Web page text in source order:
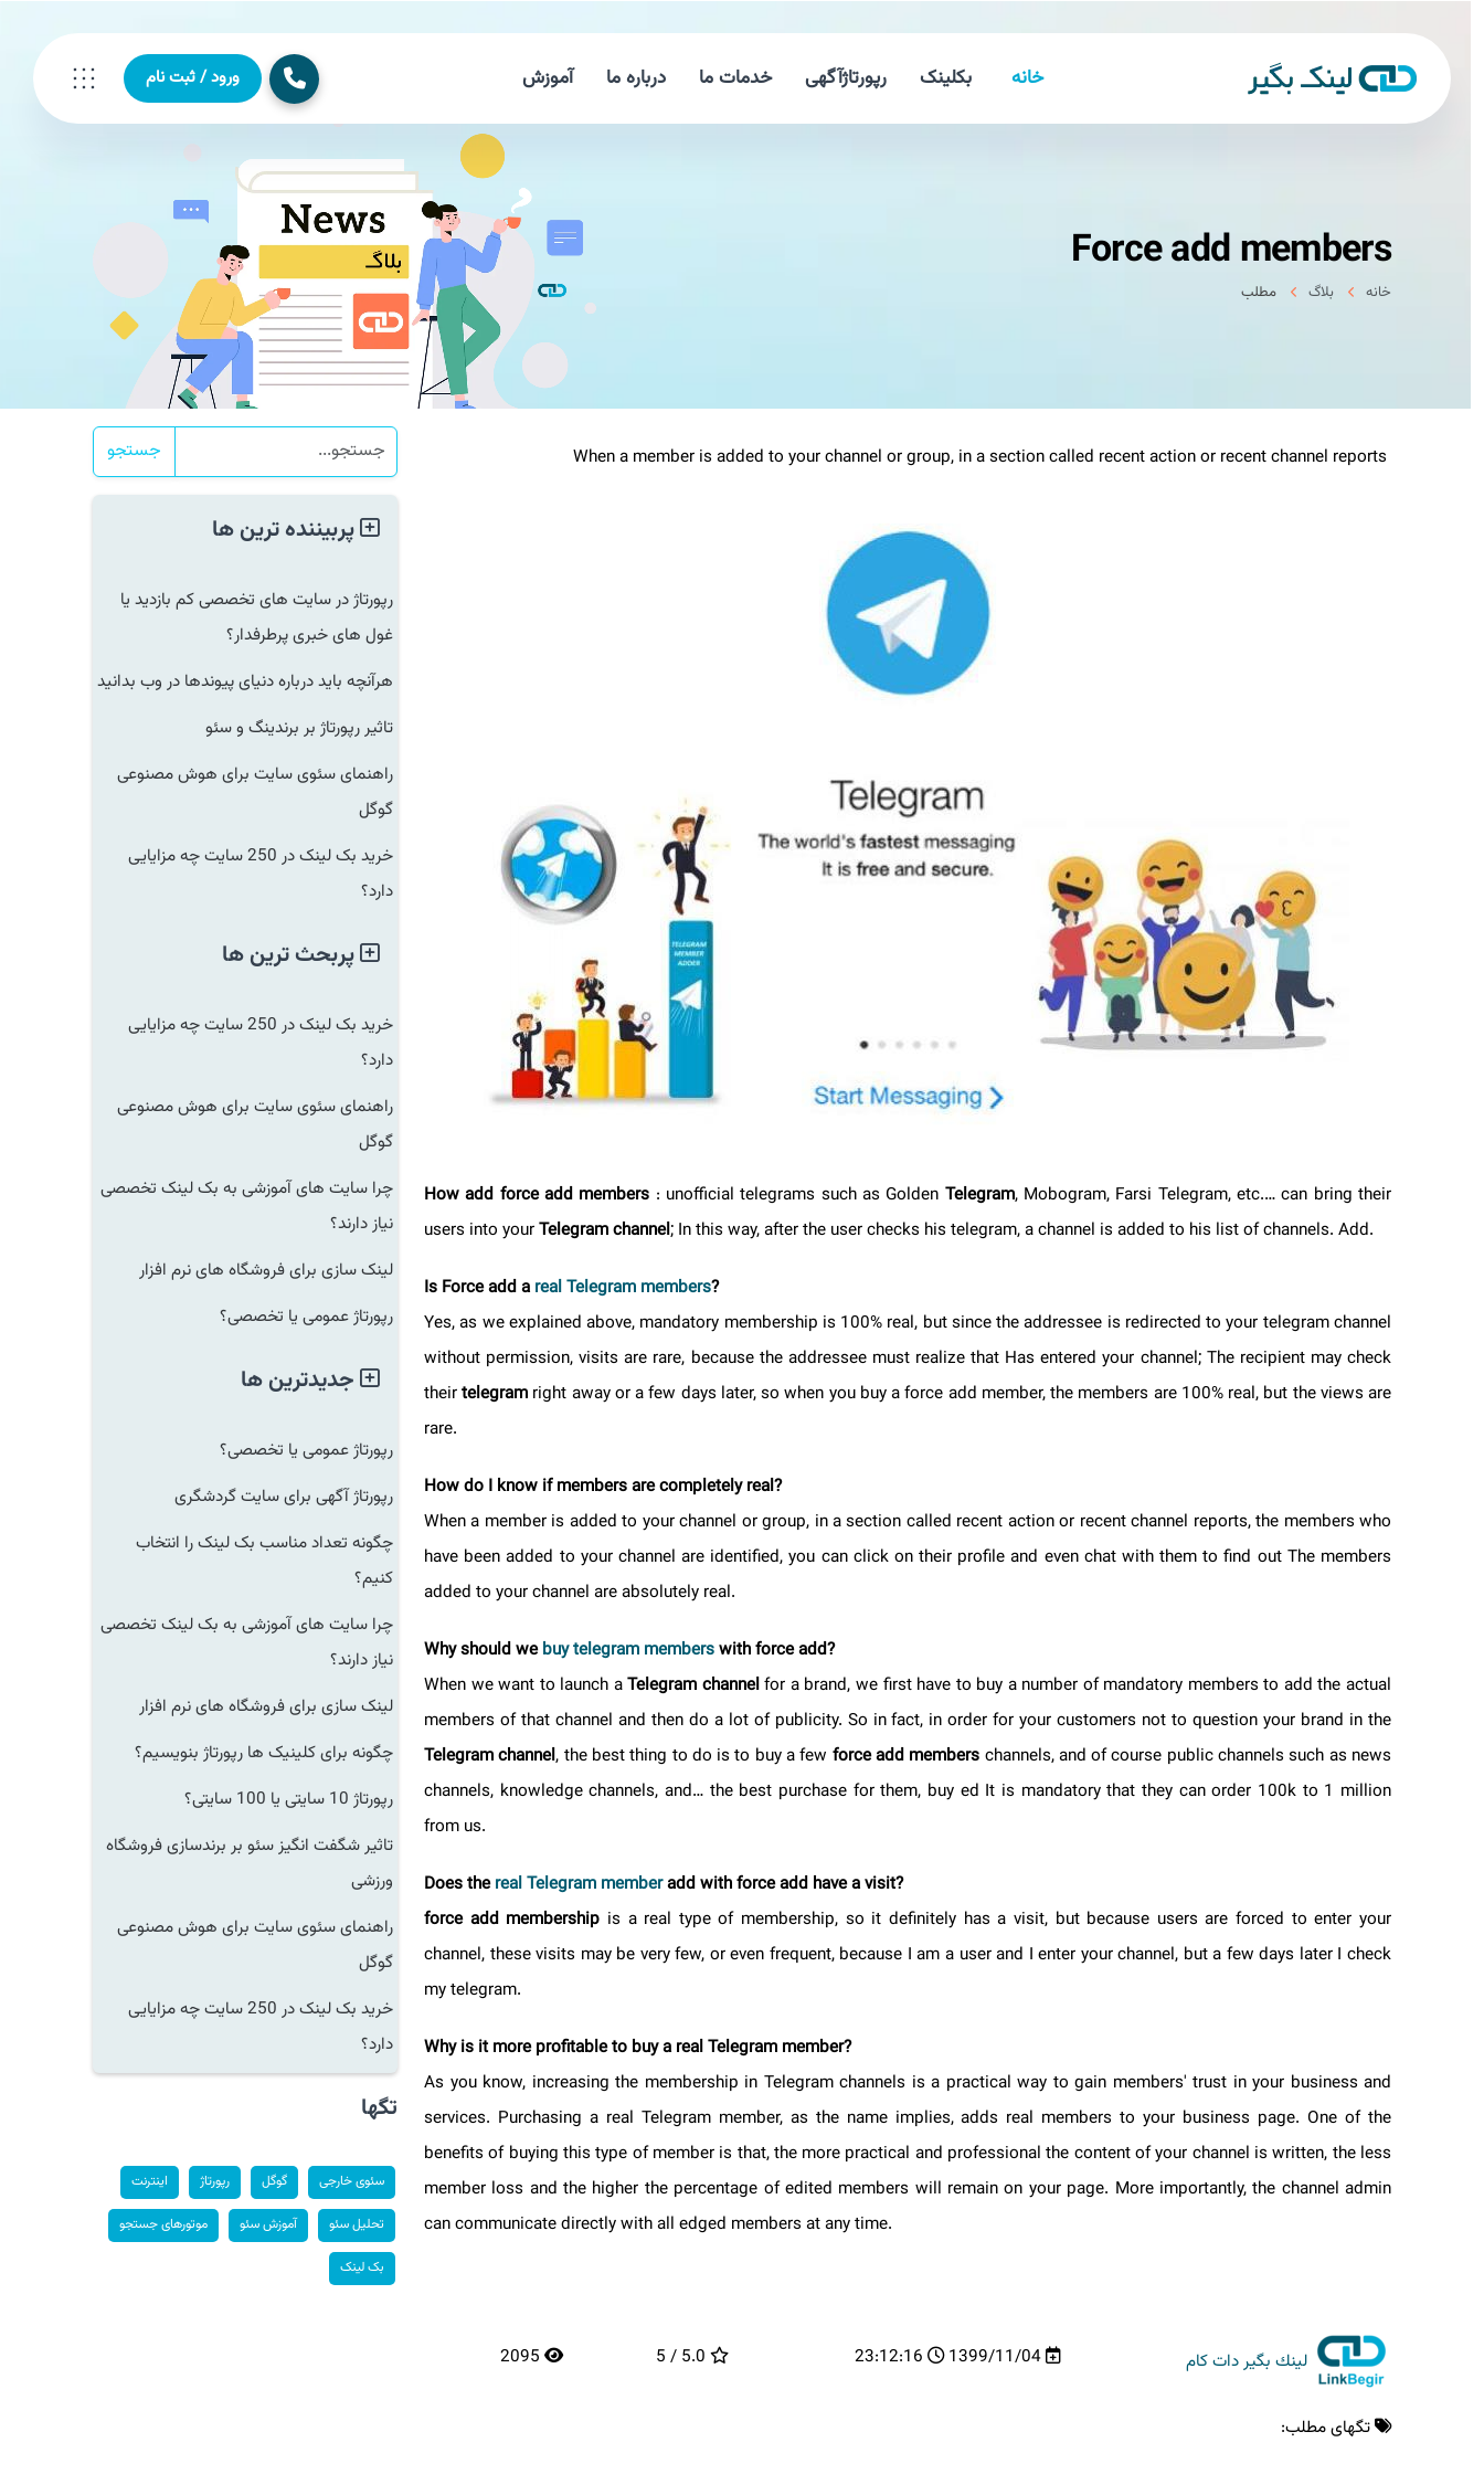
خانه بکلینک رپورتاژآگهی خدمات ما درباره ما آموزش ورود / ثبت نام
Force add members
خانه بلاگ مطلب
When a member is added to your channel or group, in a section called recent action or recent channel reports
How add force add members : unofficial telegrams such as GoldenTelegram, Mobogram, Farsi Telegram, etc.… can bring their
users into yourTelegram channel; In this way, after the user checks his telegram, a channel is added to his list of channels. Add.
Is Force add areal Telegram members
Yes, as we explained above, mandatory membership is 100% real, but since the addressee is redirected to your telegram channel
without permission, visits are rare, because the addressee must realize that Has entered your channel; The recipient may check
theirtelegramright away or a few days later, so when you buy a force add member, the members are 100% real, but the views are
rare.
How do I know if members are completely real?
When a member is added to your channel or group, in a section called recent action or recent channel reports, the members who
have been added to your channel are identified, you can click on their profile and even chat with them to find out The members
added to your channel are absolutely real.
Why should webuy telegram memberswith force add?
When we want to launch aTelegram channelfor a brand, we first have to buy a number of mandatory members to add the actual
members of that channel and then do a lot of publicity. So in fact, in order for your customers not to question your brand in the
Telegram channel, the best thing to do is to buy a fewforce add memberschannels, and of course public channels such as news
channels, knowledge channels, and… the best purchase for them, buy ed It is mandatory that they can order 100k to 1 million
from us.
Does thereal Telegram memberadd with force add have a visit?
force add membershipis a real type of membership, so it definitely has a visit, but because users are forced to enter your
channel, these visits may be very few, or even frequent, because I am a user and I enter your channel, but a few days later I check
my telegram.
Why is it more profitable to buy a real Telegram member?
As you know, increasing the membership in Telegram channels is a practical way to gain members' trust in your business and
services. Purchasing a real Telegram member, as the name implies, adds real members to your business page. One of the
benefits of buying this type of member is that, the more practical and professional the content of your channel is written, the less
member loss and the higher the percentage of edited members will remain on your page. More importantly, the channel admin
can communicate directly with all edged members at any time.
لینك بگیر دات كام 1399/11/04
23:12:16
5.0 / 5
2095
تگهای مطلب:
جستجو
پربیننده ترین ها
رپورتاژ در سایت های تخصصی کم بازدید یا
غول های خبری پرطرفدار؟
هرآنچه باید درباره دنیای پیوندها در وب بدانید
تاثیر رپورتاژ بر برندینگ و سئو
راهنمای سئوی سایت برای هوش مصنوعی
گوگل
خرید بک لینک در 250 سایت چه مزایایی
دارد؟
پربحث ترین ها
خرید بک لینک در 250 سایت چه مزایایی
دارد؟
راهنمای سئوی سایت برای هوش مصنوعی
گوگل
چرا سایت های آموزشی به بک لینک تخصصی
نیاز دارند؟
لینک سازی برای فروشگاه های نرم افزار
رپورتاژ عمومی یا تخصصی؟
جدیدترین ها
رپورتاژ عمومی یا تخصصی؟
رپورتاژ آگهی برای سایت گردشگری
چگونه تعداد مناسب بک لینک را انتخاب
کنیم؟
چرا سایت های آموزشی به بک لینک تخصصی
نیاز دارند؟
لینک سازی برای فروشگاه های نرم افزار
چگونه برای کلینیک ها رپورتاژ بنویسیم؟
رپورتاژ 10 سایتی یا 100 سایتی؟
تاثیر شگفت انگیز سئو بر برندسازی فروشگاه
ورزشی
راهنمای سئوی سایت برای هوش مصنوعی
گوگل
خرید بک لینک در 250 سایت چه مزایایی
دارد؟
تگها
سئوی خارجی گوگل رپورتاژ اینترنت
تحلیل سئو آموزش سئو موتورهای جستجو
بک لینک